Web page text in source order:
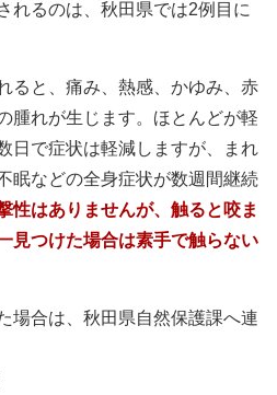
れるのは、秋田県では2例目に
ると、痛み、熱感、かゆみ、赤
腫れが生じます。ほとんどが軽
日で症状は軽減しますが、まれ
眠などの全身症状が数週間継続
性はありませんが、触ると咬ま
見つけた場合は素手で触らない
場合は、秋田県自然保護課へ連